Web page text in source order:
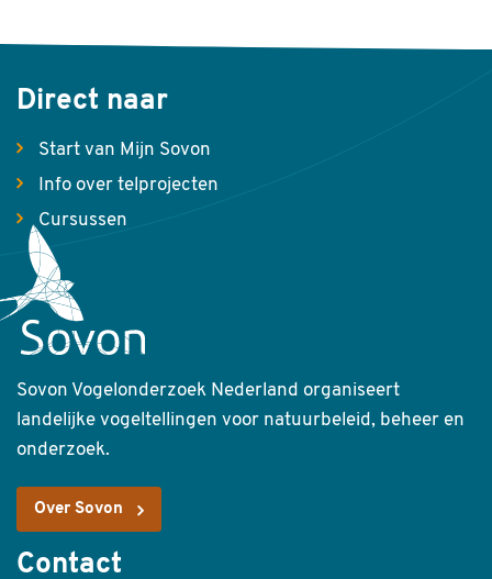
Direct naar
Start van Mijn Sovon
Info over telprojecten
Cursussen
Sovon Vogelonderzoek Nederland organiseert
landelijke vogeltellingen voor natuurbeleid, beheer en
onderzoek.
Over Sovon
Contact